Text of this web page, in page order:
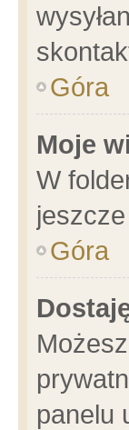
Góra
Moje
W
Góra
panelu